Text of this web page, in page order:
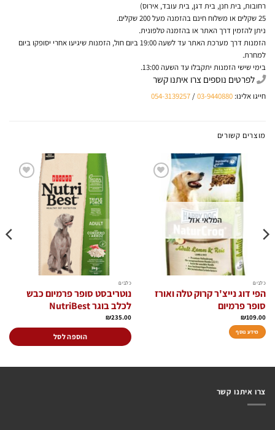
רחובות, בית חנן, בית דגן, בית עובד, אירוס)
25 שקלים או משלוח חינם בהזמנה מעל 200 שקלים.
ניתן להזמין דרך האתר או בהזמנה טלפונית.
הזמנות דרך מערכת האתר עד לשעה 19:00 ביום חול, הזמנות שיגיעו אחרי יסופקו ביום
למחרת.
בימי שישי הזמנות יתקבלו עד השעה 13:00.
לפרטים נוספים צרו איתנו קשר
חייגו אלינו: 03-9440880
/
054-3139257
מוצרים קשורים
המלאי אזל
כלבים
הפי דוג נייצ'ר קרוק טלה ואורז
סופר פרמיום
₪109.00
מידע נוסף
כלבים
נוטריבסט סופר פרמיום כבש
לכלב בוגר NutriBest
₪235.00
הוספה לסל
צרו איתנו קשר